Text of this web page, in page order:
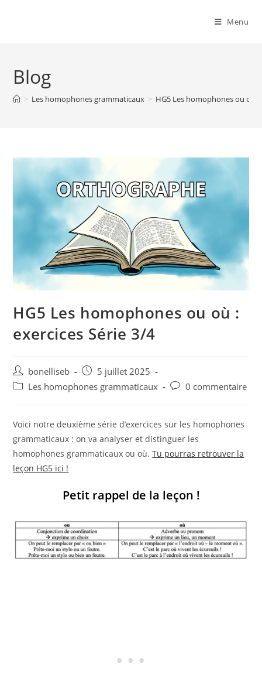
Menu
Blog
> Les homophones grammaticaux > HG5 Les homophones ou où :
HG5 Les homophones ou où :
exercices Série 3/4
bonelliseb
5 juillet 2025
Les homophones grammaticaux
0 commentaire
Voici notre deuxième série d’exercices sur les homophones
grammaticaux : on va analyser et distinguer les
homophones grammaticaux ou où.Tu pourras retrouver la
leçon HG5 ici !
Petit rappel de la leçon !